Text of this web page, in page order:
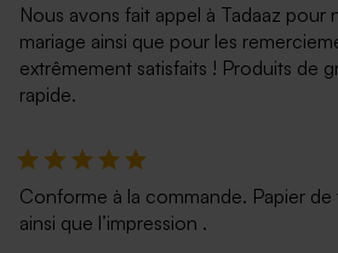
Nous avons fait appel à Tadaaz pour
mariage ainsi que pour les
extrêmement satisfaits ! Produits de
rapide.
Conforme à la commande. Papier
ainsi que l’impression .